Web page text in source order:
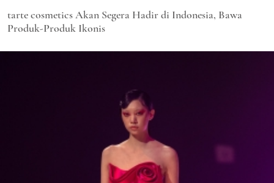
tarte cosmetics Akan Segera Hadir di Indonesia, Bawa
Produk-Produk Ikonis